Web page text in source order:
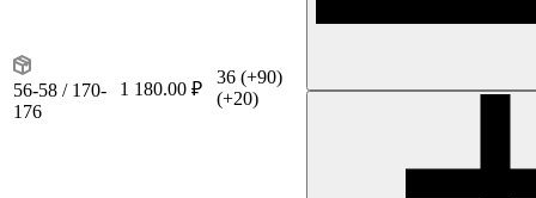
56-58 / 170-
176
1 180.00 ₽
36 (+90)
(+20)